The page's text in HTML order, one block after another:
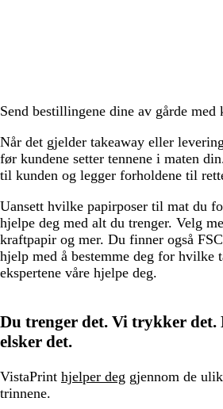
Send bestillingene dine av gårde med
Når det gjelder takeaway eller
før kundene setter tennene i maten
til kunden og legger forholdene til
Uansett hvilke papirposer til mat du
hjelpe deg med alt du trenger. Velg
kraftpapir og mer. Du finner også
hjelp med å bestemme deg for hvilke
ekspertene våre hjelpe deg.
Du trenger det. Vi trykker det.
elsker det.
VistaPrint hjelper deg gjennom de
trinnene.